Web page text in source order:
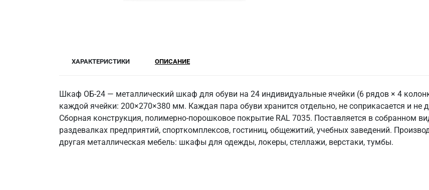
ХАРАКТЕРИСТИКИ ОПИСАНИЕ
Шкаф ОБ-24 — металлический шкаф для обуви на 24 индивидуальные ячейки (6 рядов × 4
каждой ячейки: 200×270×380 мм. Каждая пара обуви хранится отдельно, не соприкасается и не
Сборная конструкция, полимерно-порошковое покрытие RAL 7035. Поставляется в собранном
раздевалках предприятий, спорткомплексов, гостиниц, общежитий, учебных заведений.
другая металлическая мебель: шкафы для одежды, локеры, стеллажи, верстаки, тумбы.